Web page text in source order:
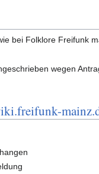
bei Folklore Freifunk
wegen